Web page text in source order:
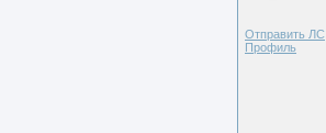
Отправить ЛС
Профиль